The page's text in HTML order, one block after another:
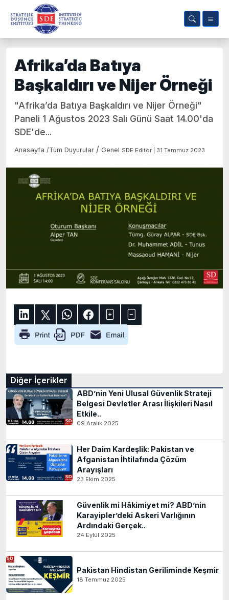
Afrika’da Batıya
Başkaldırı ve Nijer Örneği
"Afrika’da Batıya Başkaldırı ve Nijer Örneği"
Paneli 1 Ağustos 2023 Salı Günü Saat 14.00'da
SDE'de...
Anasayfa /Tüm Duyurular / Genel SDE Editör | 31 Temmuz 2023
Diğer İçerikler
ABD’nin Yeni Ulusal Güvenlik Strateji
Belgesi Devletler Arası İlişkileri Nasıl
Etkile..
09 Aralık 2025
Her Daim Kardeşlik: Pakistan ve
Afganistan İhtilafında Çözüm
Arayışları
23 Ekim 2025
Güvenlik mi Hâkimiyet mi? ABD’nin
Karayipler’deki Askeri Varlığının
Ardındaki Gerçek..
24 Eylül 2025
Pakistan Hindistan Geriliminde Keşmir
18 Temmuz 2025